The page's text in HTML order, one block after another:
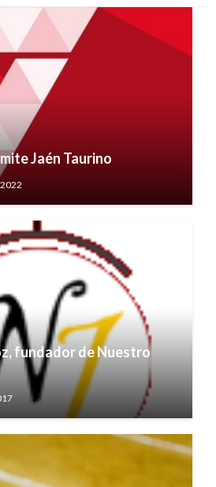
Jaén Taurino
fundador de Nuestro